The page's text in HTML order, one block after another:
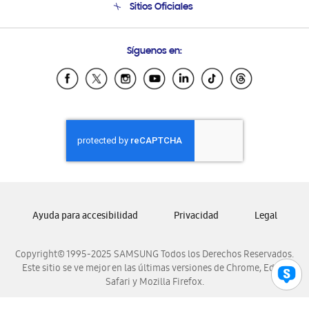
Soporte vía eMail
Sitios Oficiales
Samsung Ecuador
Samsung El Salvador
Samsung Honduras
Samsung Nicaragua
Samsung Panamá
Samsung Venezuela
Síguenos en:
Copyright© 1995-2025 SAMSUNG Todos los Derechos Reservados.
Este sitio se ve mejor en las últimas versiones de Chrome, Edge,
Safari y Mozilla Firefox.
Ayuda para accesibilidad Privacidad Legal